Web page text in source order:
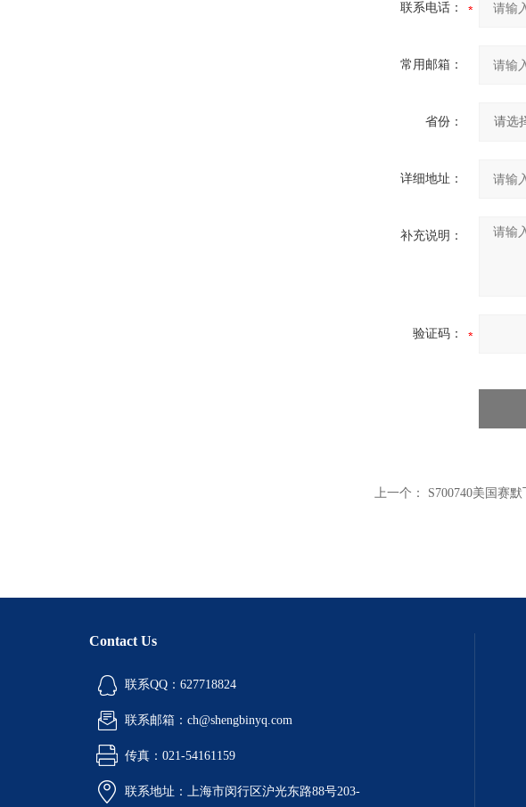
联系电话：
常用邮箱：
省份：
详细地址：
补充说明：
验证码：
上一个： S700740美国赛
Contact Us
联系QQ：627718824
联系邮箱：ch@shengbinyq.com
传真：021-54161159
联系地址：上海市闵行区沪光东路88号203-